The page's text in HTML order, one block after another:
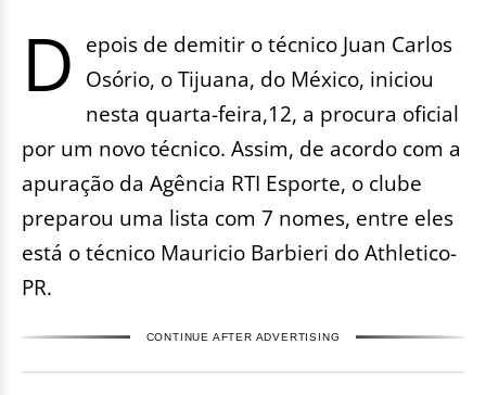
D epois de demitir o técnico Juan Carlos
Osório, o Tijuana, do México, iniciou
nesta quarta-feira,12, a procura oficial
por um novo técnico. Assim, de acordo com a
apuração da Agência RTI Esporte, o clube
preparou uma lista com 7 nomes, entre eles
está o técnico Mauricio Barbieri do Athletico-
PR.
CONTINUE AFTER ADVERTISING